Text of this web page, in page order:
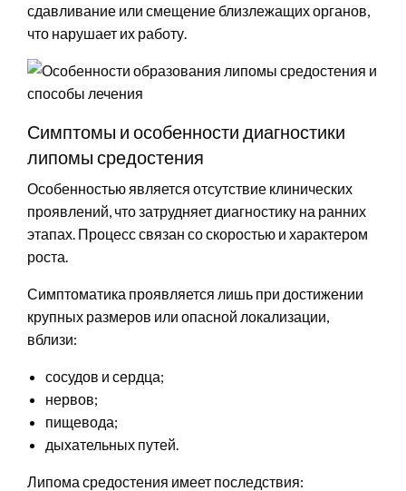
сдавливание или смещение близлежащих органов,
что нарушает их работу.
Симптомы и особенности диагностики
липомы средостения
Особенностью является отсутствие клинических
проявлений, что затрудняет диагностику на ранних
этапах. Процесс связан со скоростью и характером
роста.
Симптоматика проявляется лишь при достижении
крупных размеров или опасной локализации,
вблизи:
сосудов и сердца;
нервов;
пищевода;
дыхательных путей.
Липома средостения имеет последствия: